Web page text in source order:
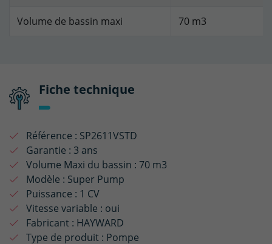
Volume de bassin maxi 70 m3
Fiche technique
Référence : SP2611VSTD
Garantie : 3 ans
Volume Maxi du bassin : 70 m3
Modèle : Super Pump
Puissance : 1 CV
Vitesse variable : oui
Fabricant : HAYWARD
Type de produit : Pompe